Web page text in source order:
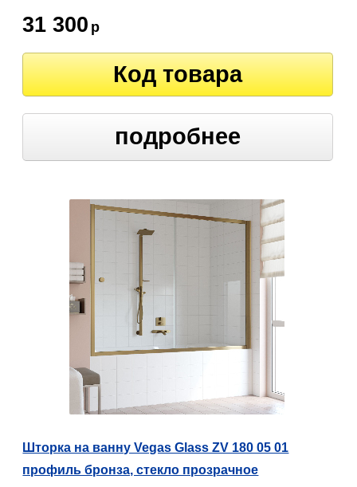
31 300 р
Код товара
подробнее
Шторка на ванну Vegas Glass ZV 180 05 01
профиль бронза, стекло прозрачное